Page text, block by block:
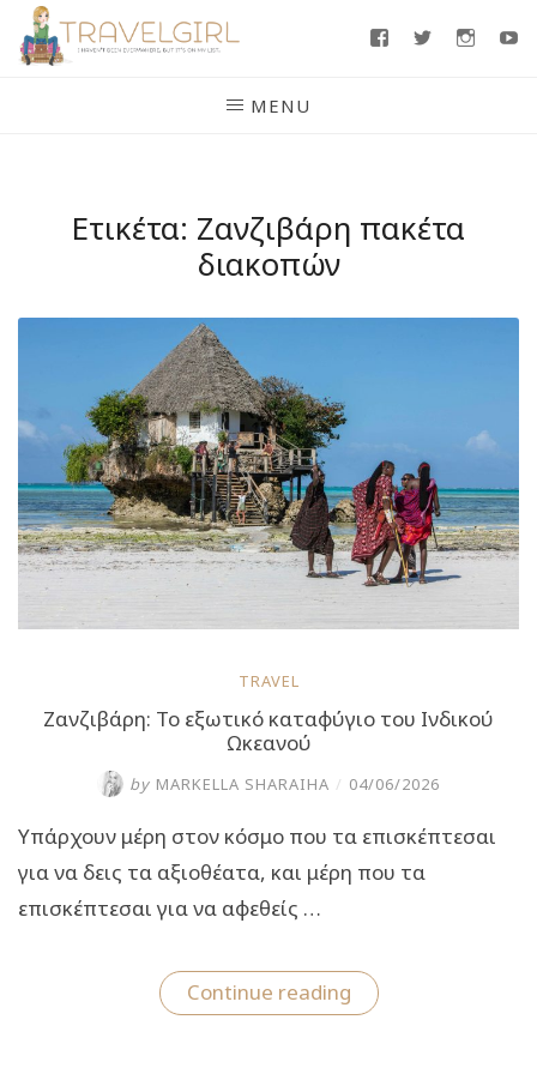
Skip
FacebookTwitter
MENU
Ετικέτα: Ζανζιβάρη πακέτα
διακοπών
TRAVEL
Ζανζιβάρη: Το εξωτικό καταφύγιο του Ινδικού
Ωκεανού
by MARKELLA SHARAIHA / 04/06/2026
Υπάρχουν μέρη στον κόσμο που τα επισκέπτεσαι
για να δεις τα αξιοθέατα, και μέρη που τα
επισκέπτεσαι για να αφεθείς …
Continue reading“Ζανζιβάρη:
Το